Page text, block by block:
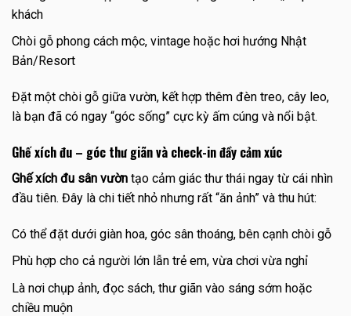
khách
Chòi gỗ phong cách mộc, vintage hoặc hơi hướng Nhật
Bản/Resort
Đặt một chòi gỗ giữa vườn, kết hợp thêm đèn treo, cây leo,
là bạn đã có ngay “góc sống” cực kỳ ấm cúng và nổi bật.
Ghế xích đu – góc thư giãn và check-in đầy cảm xúc
Ghế xích đu sân vườn tạo cảm giác thư thái ngay từ cái nhìn
đầu tiên. Đây là chi tiết nhỏ nhưng rất “ăn ảnh” và thu hút:
Có thể đặt dưới giàn hoa, góc sân thoáng, bên cạnh chòi gỗ
Phù hợp cho cả người lớn lẫn trẻ em, vừa chơi vừa nghỉ
Là nơi chụp ảnh, đọc sách, thư giãn vào sáng sớm hoặc
chiều muộn